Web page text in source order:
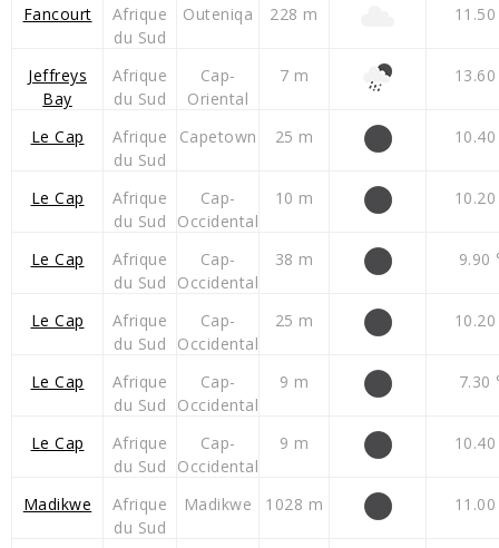
Fancourt
Afrique
du Sud
Outeniqa 228 m 11.50
Jeffreys
Bay
Afrique
du Sud
Cap-
Oriental
7 m 13.60
Le Cap
Afrique
du Sud
Capetown 25 m 10.40
Le Cap
Afrique
du Sud
Cap-
Occidental
10 m 10.20
Le Cap
Afrique
du Sud
Cap-
Occidental
38 m 9.90
Le Cap
Afrique
du Sud
Cap-
Occidental
25 m 10.20
Le Cap
Afrique
du Sud
Cap-
Occidental
9 m 7.30
Le Cap
Afrique
du Sud
Cap-
Occidental
9 m 10.40
Madikwe
Afrique
du Sud
Madikwe 1028 m 11.00